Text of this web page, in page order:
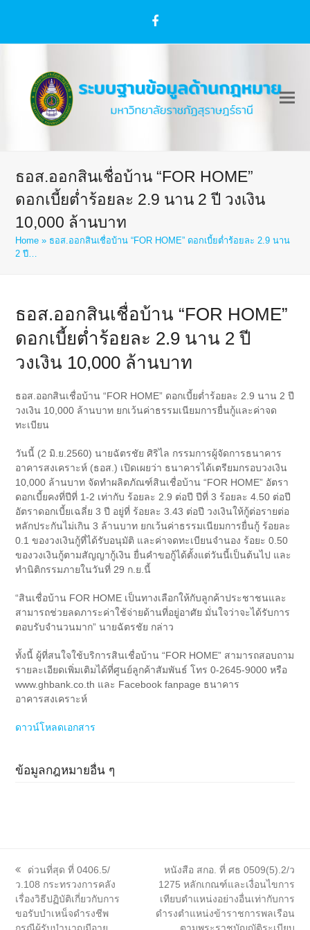
Facebook
ธอส.ออกสินเชื่อบ้าน “FOR HOME”
ดอกเบี้ยต่ำร้อยละ 2.9 นาน 2 ปี วงเงิน
10,000 ล้านบาท
Home » ธอส.ออกสินเชื่อบ้าน “FOR HOME” ดอกเบี้ยต่ำร้อยละ 2.9 นาน
2 ปี…
ธอส.ออกสินเชื่อบ้าน “FOR HOME”
ดอกเบี้ยต่ำร้อยละ 2.9 นาน 2 ปี
วงเงิน 10,000 ล้านบาท
ธอส.ออกสินเชื่อบ้าน “FOR HOME” ดอกเบี้ยต่ำร้อยละ 2.9 นาน 2 ปี
วงเงิน 10,000 ล้านบาท ยกเว้นค่าธรรมเนียมการยื่นกู้และค่าจด
ทะเบียน
วันนี้ (2 มิ.ย.2560) นายฉัตรชัย ศิริไล กรรมการผู้จัดการธนาคาร
อาคารสงเคราะห์ (ธอส.) เปิดเผยว่า ธนาคารได้เตรียมกรอบวงเงิน
10,000 ล้านบาท จัดทำผลิตภัณฑ์สินเชื่อบ้าน “FOR HOME” อัตรา
ดอกเบี้ยคงที่ปีที่ 1-2 เท่ากับ ร้อยละ 2.9 ต่อปี ปีที่ 3 ร้อยละ 4.50 ต่อปี
อัตราดอกเบี้ยเฉลี่ย 3 ปี อยู่ที่ ร้อยละ 3.43 ต่อปี วงเงินให้กู้ต่อรายต่อ
หลักประกันไม่เกิน 3 ล้านบาท ยกเว้นค่าธรรมเนียมการยื่นกู้ ร้อยละ
0.1 ของวงเงินกู้ที่ได้รับอนุมัติ และค่าจดทะเบียนจำนอง ร้อยะ 0.50
ของวงเงินกู้ตามสัญญากู้เงิน ยื่นคำขอกู้ได้ตั้งแต่วันนี้เป็นต้นไป และ
ทำนิติกรรมภายในวันที่ 29 ก.ย.นี้
“สินเชื่อบ้าน FOR HOME เป็นทางเลือกให้กับลูกค้าประชาชนและ
สามารถช่วยลดภาระค่าใช้จ่ายด้านที่อยู่อาศัย มั่นใจว่าจะได้รับการ
ตอบรับจำนวนมาก” นายฉัตรชัย กล่าว
ทั้งนี้ ผู้ที่สนใจใช้บริการสินเชื่อบ้าน “FOR HOME” สามารถสอบถาม
รายละเอียดเพิ่มเติมได้ที่ศูนย์ลูกค้าสัมพันธ์ โทร 0-2645-9000 หรือ
www.ghbank.co.th และ Facebook fanpage ธนาคาร
อาคารสงเคราะห์
ดาวน์โหลดเอกสาร
ข้อมูลกฎหมายอื่น ๆ
previous
post:
ด่วนที่สุด ที่ 0406.5/
ว.108 กระทรวงการคลัง
เรื่องวิธีปฏิบัติเกี่ยวกับการ
ขอรับบำเหน็จดำรงชีพ
next
post:
หนังสือ สกอ. ที่ ศธ 0509(5).2/ว
1275 หลักเกณฑ์และเงื่อนไขการ
เทียบตำแหน่งอย่างอื่นเท่ากับการ
ดำรงตำแหน่งข้าราชการพลเรือน